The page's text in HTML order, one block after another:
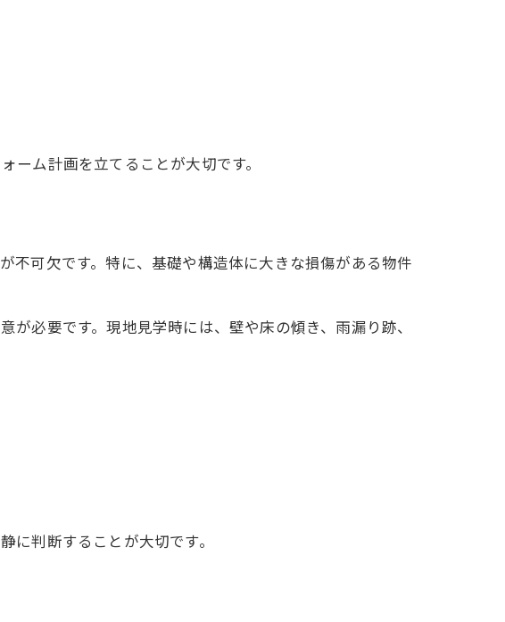
え方
ム計画を立てることが大切です。
不可欠です。特に、基礎や構造体に大きな損傷がある物件
必要です。現地見学時には、壁や床の傾き、雨漏り跡、
判断することが大切です。